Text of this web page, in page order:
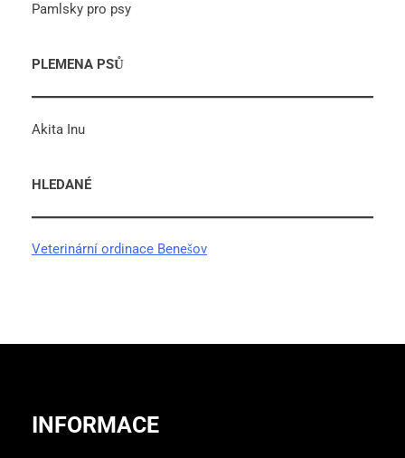
Pamlsky pro psy
PLEMENA PSŮ
Akita Inu
HLEDANÉ
Veterinární ordinace Benešov
INFORMACE